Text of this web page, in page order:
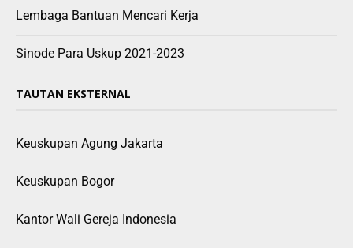
Lembaga Bantuan Mencari Kerja
Sinode Para Uskup 2021-2023
TAUTAN EKSTERNAL
Keuskupan Agung Jakarta
Keuskupan Bogor
Kantor Wali Gereja Indonesia